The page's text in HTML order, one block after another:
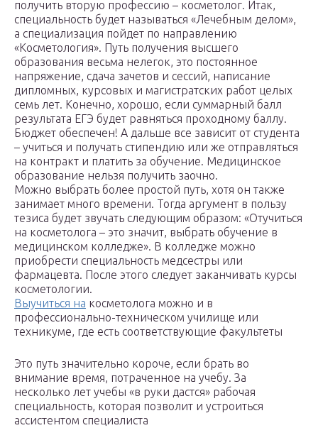
получить вторую профессию – косметолог. Итак,
специальность будет называться «Лечебным делом»,
а специализация пойдет по направлению
«Косметология». Путь получения высшего
образования весьма нелегок, это постоянное
напряжение, сдача зачетов и сессий, написание
дипломных, курсовых и магистратских работ целых
семь лет. Конечно, хорошо, если суммарный балл
результата ЕГЭ будет равняться проходному баллу.
Бюджет обеспечен! А дальше все зависит от студента
– учиться и получать стипендию или же отправляться
на контракт и платить за обучение. Медицинское
образование нельзя получить заочно.
Можно выбрать более простой путь, хотя он также
занимает много времени. Тогда аргумент в пользу
тезиса будет звучать следующим образом: «Отучиться
на косметолога – это значит, выбрать обучение в
медицинском колледже». В колледже можно
приобрести специальность медсестры или
фармацевта. После этого следует заканчивать курсы
косметологии.
Выучиться на косметолога можно и в
профессионально-техническом училище или
техникуме, где есть соответствующие факультеты
Это путь значительно короче, если брать во
внимание время, потраченное на учебу. За
несколько лет учебы «в руки дастся» рабочая
специальность, которая позволит и устроиться
ассистентом специалиста